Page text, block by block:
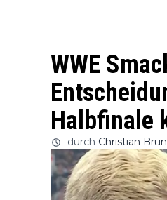
WWE
Halbfinale
durch Christian